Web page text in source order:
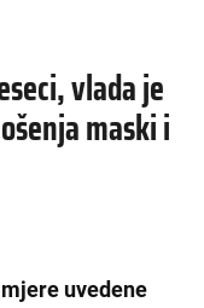
vlada je
maski i
uvedene